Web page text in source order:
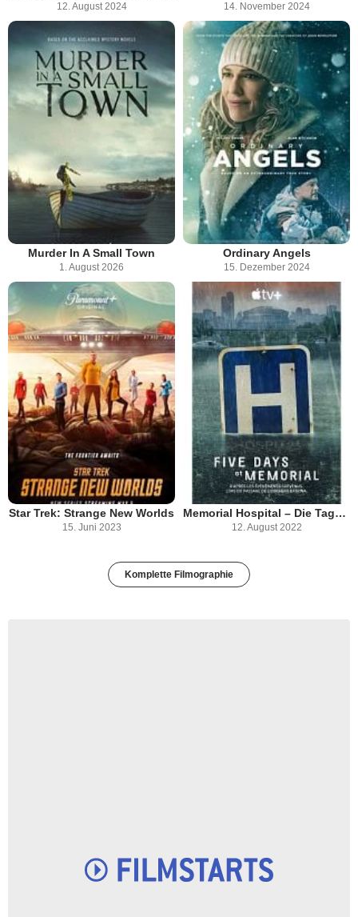
12. August 2024 14. November 2024
Murder In A Small Town
1. August 2026
Ordinary Angels
15. Dezember 2024
Star Trek: Strange New Worlds
15. Juni 2023
Memorial Hospital – Die Tage nach Hurrikan Katrina
12. August 2022
Komplette Filmographie